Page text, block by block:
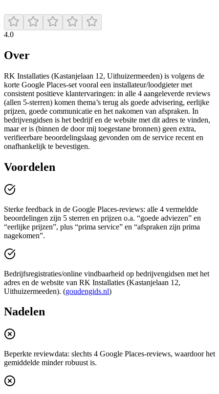
4.0
Over
RK Installaties (Kastanjelaan 12, Uithuizermeeden) is volgens de
korte Google Places-set vooral een installateur/loodgieter met
consistent positieve klantervaringen: in alle 4 aangeleverde reviews
(allen 5-sterren) komen thema’s terug als goede advisering, eerlijke
prijzen, goede communicatie en het nakomen van afspraken. In
bedrijvengidsen is het bedrijf en de website met dit adres te vinden,
maar er is (binnen de door mij toegestane bronnen) geen extra,
verifieerbare beoordelingslaag gevonden om de service recent en
onafhankelijk te bevestigen.
Voordelen
Sterke feedback in de Google Places-reviews: alle 4 vermeldde
beoordelingen zijn 5 sterren en prijzen o.a. “goede adviezen” en
“eerlijke prijzen”, plus “prima service” en “afspraken zijn prima
nagekomen”.
Bedrijfsregistraties/online vindbaarheid op bedrijvengidsen met het
adres en de website van RK Installaties (Kastanjelaan 12,
Uithuizermeeden). (goudengids.nl)
Nadelen
Beperkte reviewdata: slechts 4 Google Places-reviews, waardoor het
gemiddelde minder robuust is.